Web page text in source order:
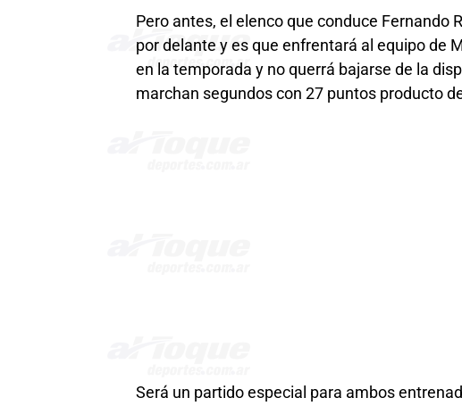
Pero antes, el elenco que conduce
por delante y es que enfrentará al equipo de
en la temporada y no querrá bajarse de la
marchan segundos con 27 puntos producto
Será un partido especial para ambos